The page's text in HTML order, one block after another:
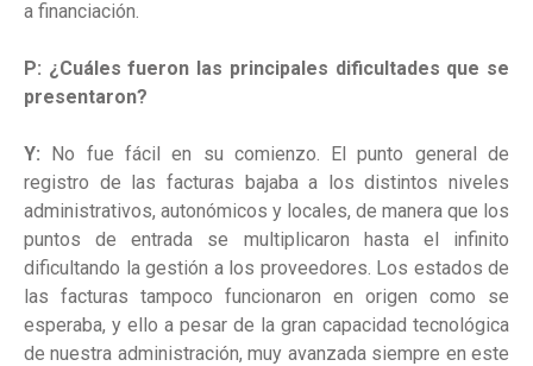
a financiación.
P: ¿Cuáles fueron las principales dificultades que se
presentaron?
Y:
No fue fácil en su comienzo. El punto general de
registro de las facturas bajaba a los distintos niveles
administrativos, autonómicos y locales, de manera que los
puntos de entrada se multiplicaron hasta el infinito
dificultando la gestión a los proveedores. Los estados de
las facturas tampoco funcionaron en origen como se
esperaba, y ello a pesar de la gran capacidad tecnológica
de nuestra administración, muy avanzada siempre en este